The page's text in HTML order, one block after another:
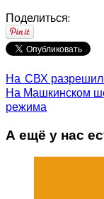
Поделиться:
На СВХ
На Машкинском
режима
А ещё у нас